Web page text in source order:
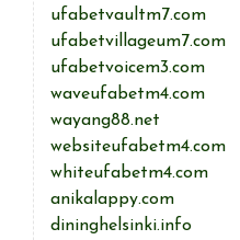
ufabetvaultm7.com
ufabetvillageum7.com
ufabetvoicem3.com
waveufabetm4.com
wayang88.net
websiteufabetm4.com
whiteufabetm4.com
anikalappy.com
dininghelsinki.info